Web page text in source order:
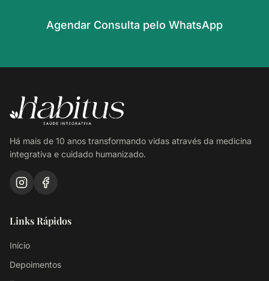
Agendar Consulta pelo WhatsApp
Há mais de 10 anos transformando vidas através da medicina
integrativa e cuidado humanizado.
Links Rápidos
Início
Depoimentos